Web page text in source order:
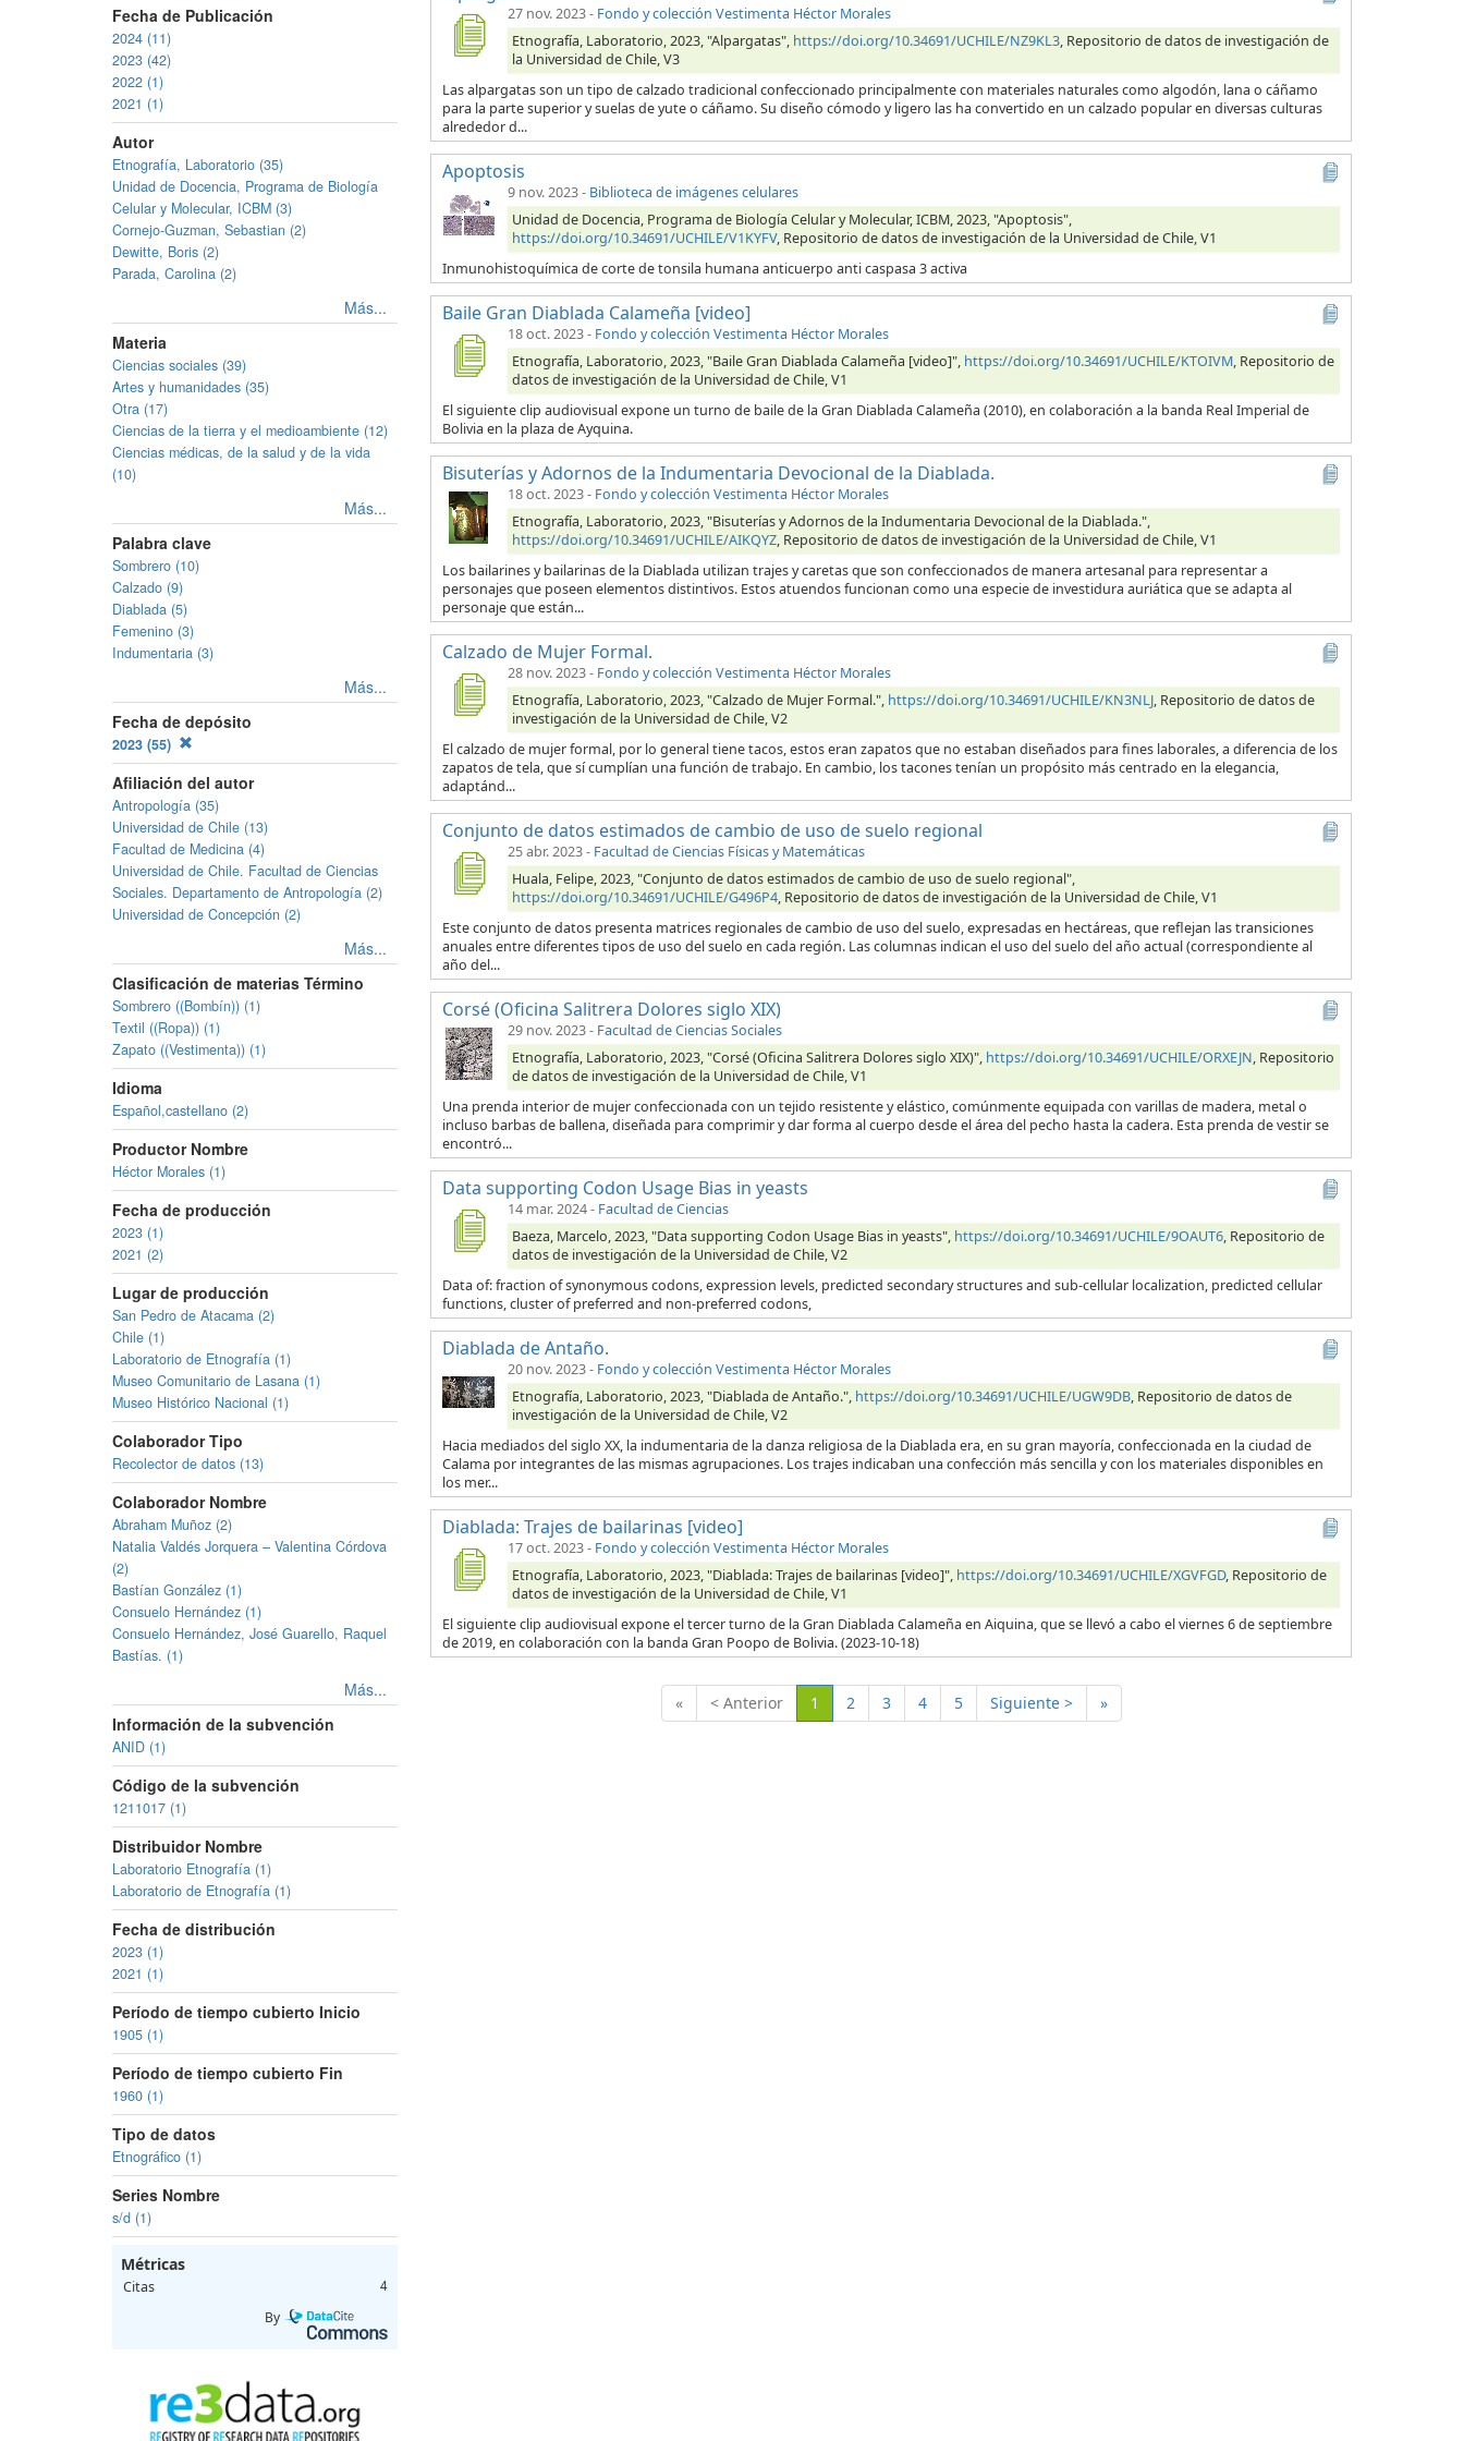
Fecha de Publicación
2024 (11)
2023 (42)
2022 (1)
2021 (1)
Autor
Etnografía, Laboratorio (35)
Unidad de Docencia, Programa de Biología
Celular y Molecular, ICBM (3)
Cornejo-Guzman, Sebastian (2)
Dewitte, Boris (2)
Parada, Carolina (2)
Más...
Materia
Ciencias sociales (39)
Artes y humanidades (35)
Otra (17)
Ciencias de la tierra y el medioambiente (12)
Ciencias médicas, de la salud y de la vida
(10)
Más...
Palabra clave
Sombrero (10)
Calzado (9)
Diablada (5)
Femenino (3)
Indumentaria (3)
Más...
Fecha de depósito
2023 (55)
Afiliación del autor
Antropología (35)
Universidad de Chile (13)
Facultad de Medicina (4)
Universidad de Chile. Facultad de Ciencias
Sociales. Departamento de Antropología (2)
Universidad de Concepción (2)
Más...
Clasificación de materias Término
Sombrero ((Bombín)) (1)
Textil ((Ropa)) (1)
Zapato ((Vestimenta)) (1)
Idioma
Español,castellano (2)
Productor Nombre
Héctor Morales (1)
Fecha de producción
2023 (1)
2021 (2)
Lugar de producción
San Pedro de Atacama (2)
Chile (1)
Laboratorio de Etnografía (1)
Museo Comunitario de Lasana (1)
Museo Histórico Nacional (1)
Colaborador Tipo
Recolector de datos (13)
Colaborador Nombre
Abraham Muñoz (2)
Natalia Valdés Jorquera – Valentina Córdova
(2)
Bastían González (1)
Consuelo Hernández (1)
Consuelo Hernández, José Guarello, Raquel
Bastías. (1)
Más...
Información de la subvención
ANID (1)
Código de la subvención
1211017 (1)
Distribuidor Nombre
Laboratorio Etnografía (1)
Laboratorio de Etnografía (1)
Fecha de distribución
2023 (1)
2021 (1)
Período de tiempo cubierto Inicio
1905 (1)
Período de tiempo cubierto Fin
1960 (1)
Tipo de datos
Etnográfico (1)
Series Nombre
s/d (1)
Métricas
Citas 4
By
27 nov. 2023- Fondo y colección Vestimenta Héctor Morales
Etnografía, Laboratorio, 2023, "Alpargatas", https://doi.org/10.34691/UCHILE/NZ9KL3, Repositorio de datos de investigación de
la Universidad de Chile, V3
Las alpargatas son un tipo de calzado tradicional confeccionado principalmente con materiales naturales como algodón, lana o cáñamo
para la parte superior y suelas de yute o cáñamo. Su diseño cómodo y ligero las ha convertido en un calzado popular en diversas culturas
alrededor d...
Apoptosis
9 nov. 2023- Biblioteca de imágenes celulares
Unidad de Docencia, Programa de Biología Celular y Molecular, ICBM, 2023, "Apoptosis",
https://doi.org/10.34691/UCHILE/V1KYFV, Repositorio de datos de investigación de la Universidad de Chile, V1
Inmunohistoquímica de corte de tonsila humana anticuerpo anti caspasa 3 activa
Baile Gran Diablada Calameña [video]
18 oct. 2023- Fondo y colección Vestimenta Héctor Morales
Etnografía, Laboratorio, 2023, "Baile Gran Diablada Calameña [video]", https://doi.org/10.34691/UCHILE/KTOIVM, Repositorio de
datos de investigación de la Universidad de Chile, V1
El siguiente clip audiovisual expone un turno de baile de la Gran Diablada Calameña (2010), en colaboración a la banda Real Imperial de
Bolivia en la plaza de Ayquina.
Bisuterías y Adornos de la Indumentaria Devocional de la Diablada.
18 oct. 2023- Fondo y colección Vestimenta Héctor Morales
Etnografía, Laboratorio, 2023, "Bisuterías y Adornos de la Indumentaria Devocional de la Diablada.",
https://doi.org/10.34691/UCHILE/AIKQYZ, Repositorio de datos de investigación de la Universidad de Chile, V1
Los bailarines y bailarinas de la Diablada utilizan trajes y caretas que son confeccionados de manera artesanal para representar a
personajes que poseen elementos distintivos. Estos atuendos funcionan como una especie de investidura auriática que se adapta al
personaje que están...
Calzado de Mujer Formal.
28 nov. 2023- Fondo y colección Vestimenta Héctor Morales
Etnografía, Laboratorio, 2023, "Calzado de Mujer Formal.", https://doi.org/10.34691/UCHILE/KN3NLJ, Repositorio de datos de
investigación de la Universidad de Chile, V2
El calzado de mujer formal, por lo general tiene tacos, estos eran zapatos que no estaban diseñados para fines laborales, a diferencia de los
zapatos de tela, que sí cumplían una función de trabajo. En cambio, los tacones tenían un propósito más centrado en la elegancia,
adaptánd...
Conjunto de datos estimados de cambio de uso de suelo regional
25 abr. 2023- Facultad de Ciencias Físicas y Matemáticas
Huala, Felipe, 2023, "Conjunto de datos estimados de cambio de uso de suelo regional",
https://doi.org/10.34691/UCHILE/G496P4, Repositorio de datos de investigación de la Universidad de Chile, V1
Este conjunto de datos presenta matrices regionales de cambio de uso del suelo, expresadas en hectáreas, que reflejan las transiciones
anuales entre diferentes tipos de uso del suelo en cada región. Las columnas indican el uso del suelo del año actual (correspondiente al
año del...
Corsé (Oficina Salitrera Dolores siglo XIX)
29 nov. 2023- Facultad de Ciencias Sociales
Etnografía, Laboratorio, 2023, "Corsé (Oficina Salitrera Dolores siglo XIX)", https://doi.org/10.34691/UCHILE/ORXEJN, Repositorio
de datos de investigación de la Universidad de Chile, V1
Una prenda interior de mujer confeccionada con un tejido resistente y elástico, comúnmente equipada con varillas de madera, metal o
incluso barbas de ballena, diseñada para comprimir y dar forma al cuerpo desde el área del pecho hasta la cadera. Esta prenda de vestir se
encontró...
Data supporting Codon Usage Bias in yeasts
14 mar. 2024- Facultad de Ciencias
Baeza, Marcelo, 2023, "Data supporting Codon Usage Bias in yeasts", https://doi.org/10.34691/UCHILE/9OAUT6, Repositorio de
datos de investigación de la Universidad de Chile, V2
Data of: fraction of synonymous codons, expression levels, predicted secondary structures and sub-cellular localization, predicted cellular
functions, cluster of preferred and non-preferred codons,
Diablada de Antaño.
20 nov. 2023- Fondo y colección Vestimenta Héctor Morales
Etnografía, Laboratorio, 2023, "Diablada de Antaño.", https://doi.org/10.34691/UCHILE/UGW9DB, Repositorio de datos de
investigación de la Universidad de Chile, V2
Hacia mediados del siglo XX, la indumentaria de la danza religiosa de la Diablada era, en su gran mayoría, confeccionada en la ciudad de
Calama por integrantes de las mismas agrupaciones. Los trajes indicaban una confección más sencilla y con los materiales disponibles en
los mer...
Diablada: Trajes de bailarinas [video]
17 oct. 2023- Fondo y colección Vestimenta Héctor Morales
Etnografía, Laboratorio, 2023, "Diablada: Trajes de bailarinas [video]", https://doi.org/10.34691/UCHILE/XGVFGD, Repositorio de
datos de investigación de la Universidad de Chile, V1
El siguiente clip audiovisual expone el tercer turno de la Gran Diablada Calameña en Aiquina, que se llevó a cabo el viernes 6 de septiembre
de 2019, en colaboración con la banda Gran Poopo de Bolivia. (2023-10-18)
« < Anterior 1 (Actual)
2 3 4 5 Siguiente > »